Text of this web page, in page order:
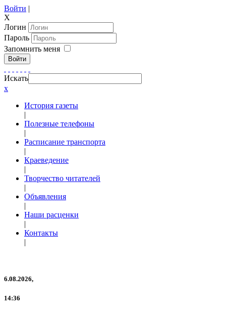
Войти |
X
Логин
Пароль
Запомнить меня
Войти
Искать
x
История газеты
|
Полезные телефоны
|
Расписание транспорта
|
Краеведение
|
Творчество читателей
|
Объявления
|
Наши расценки
|
Контакты
|
6.08.2026,
14:36